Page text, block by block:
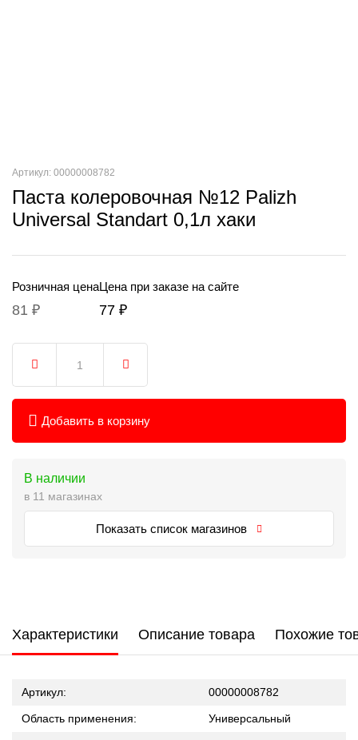
Артикул: 00000008782
Паста колеровочная №12 Palizh
Universal Standart 0,1л хаки
Розничная цена
81 ₽
Цена при заказе на сайте
77 ₽
Добавить в корзину
В наличии
в 11 магазинах
Показать список магазинов
Характеристики Описание товара Похожие
Артикул: 00000008782
Область применения: Универсальный